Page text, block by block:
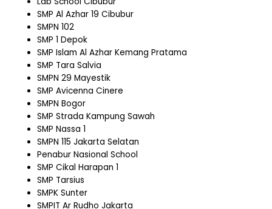
SMP Al Azhar 19 Cibubur
SMPN 102
SMP 1 Depok
SMP Islam Al Azhar Kemang Pratama
SMP Tara Salvia
SMPN 29 Mayestik
SMP Avicenna Cinere
SMPN Bogor
SMP Strada Kampung Sawah
SMP Nassa 1
SMPN 115 Jakarta Selatan
Penabur Nasional School
SMP Cikal Harapan 1
SMP Tarsius
SMPK Sunter
SMPIT Ar Rudho Jakarta